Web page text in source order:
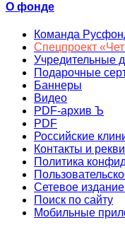
О фонде
Команда
Спецпроект
Учредительные
Подарочные
Баннеры
Видео
PDF-архив Ъ
PDF
Российские
Контакты и
Политика
Сетевое
Поиск по сайту
Мобильные